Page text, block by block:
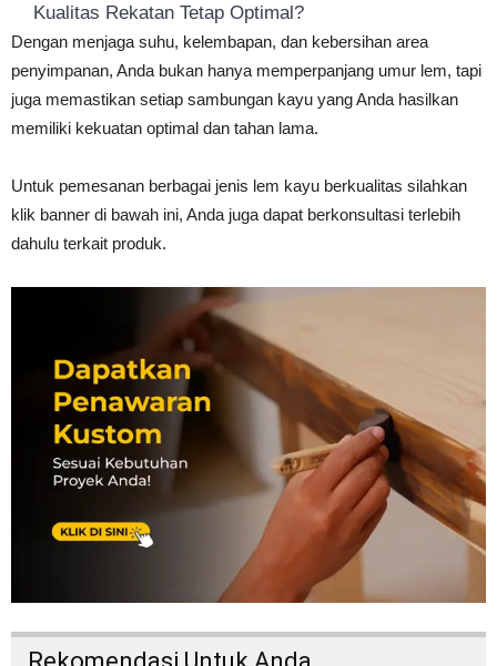
Kualitas Rekatan Tetap Optimal?
Dengan menjaga suhu, kelembapan, dan kebersihan area
penyimpanan, Anda bukan hanya memperpanjang umur lem, tapi
juga memastikan setiap sambungan kayu yang Anda hasilkan
memiliki kekuatan optimal dan tahan lama.
Untuk pemesanan berbagai jenis lem kayu berkualitas silahkan
klik banner di bawah ini, Anda juga dapat berkonsultasi terlebih
dahulu terkait produk.